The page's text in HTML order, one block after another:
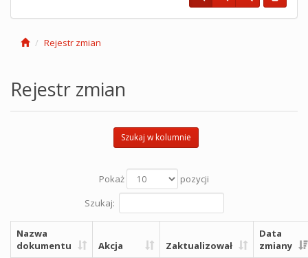
Rejestr zmian
Rejestr zmian
Szukaj w kolumnie
Pokaż
pozycji
Szukaj:
Nazwa
dokumentu
Akcja Zaktualizował
Data
zmiany